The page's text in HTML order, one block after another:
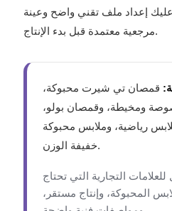
إعداد ملف تقني واضح وعينة
مرجعية معتمدة قبل بدء الإنتاج.
قمصان تي شيرت محبوكة،
ومخيطة، وقمصان بولو،
رياضية، وملابس محبوكة
خفيفة الوزن.
التجارية التي تحتاج
المحبوكة، وإنتاج مستقر،